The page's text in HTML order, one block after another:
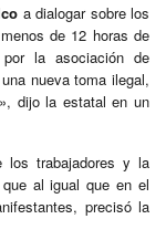
a dialogar sobre los
de 12 horas de
la asociación de
nueva toma ilegal,
dijo la estatal en un
los trabajadores y la
al igual que en el
precisó la